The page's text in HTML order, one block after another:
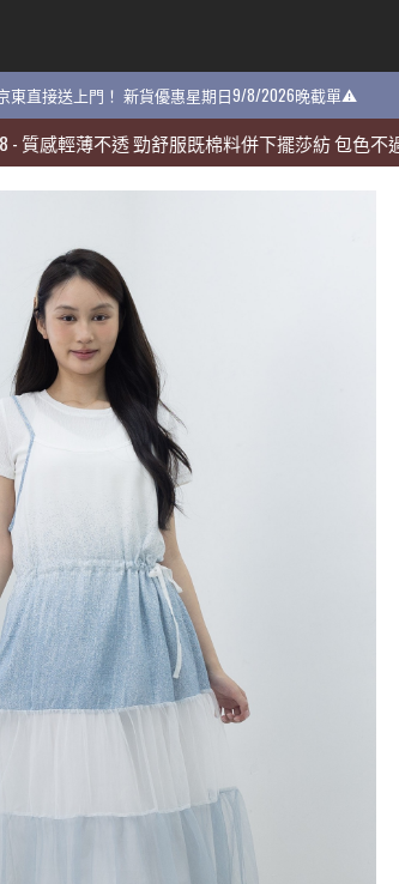
東直接送上門！ 新貨優惠星期日9/8/2026晚截單⚠️
薄不透 勁舒服既棉料併下擺莎紡 包色不過份❗️
東直接送上門！ 新貨優惠星期日9/8/2026晚截單⚠️
薄不透 勁舒服既棉料併下擺莎紡 包色不過份❗️